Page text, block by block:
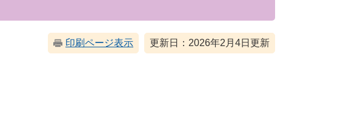
印刷ページ表示 更新日：2026年2月4日更新